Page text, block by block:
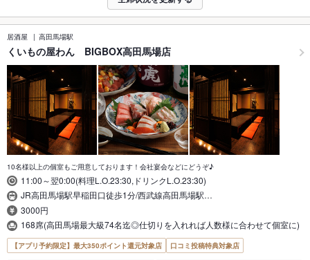
居酒屋 高田馬場駅
くいもの屋わん BIGBOX高田馬場店
10名様以上の個室もご用意しております！会社宴会などにどうぞ♪
11:00～翌0:00(料理L.O.23:30,ドリンクL.O.23:30)
JR高田馬場駅早稲田口徒歩1分/西武線高田馬場駅…
3000円
168席(高田馬場最大級74名迄◎仕切りを入れれば人数様に合わせて個室に)
【アプリ予約限定】最大350ポイント還元対象店 口コミ投稿特典対象店